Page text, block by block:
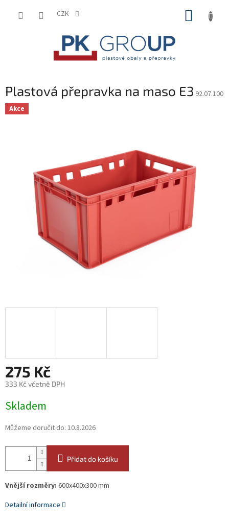
CZK
Plastová přepravka na maso E3 92.07.100
Akce
275 Kč
333 Kč včetně DPH
cena:
Skladem
Můžeme doručit do: 10.8.2026
Přidat do košíku
Vnější rozměry: 600x400x300 mm
Detailní informace